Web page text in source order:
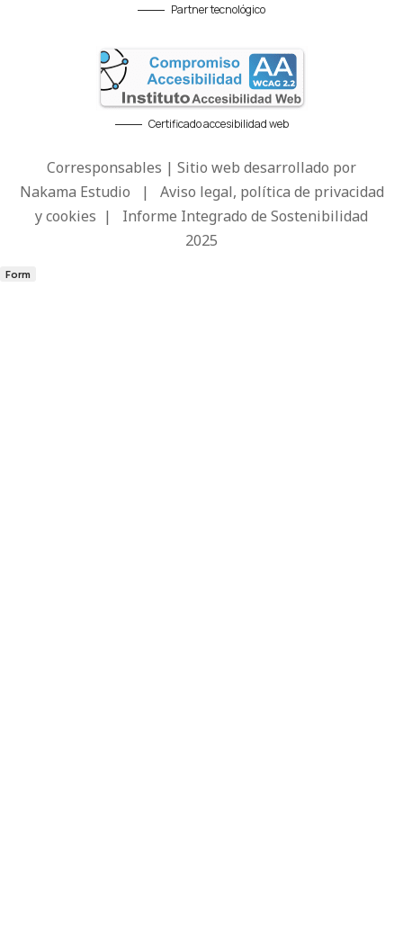
Partner tecnológico
Certificado accesibilidad web
Corresponsables | Sitio web desarrollado por
Nakama Estudio | Aviso legal, política de privacidad
y cookies | Informe Integrado de Sostenibilidad
2025
Form